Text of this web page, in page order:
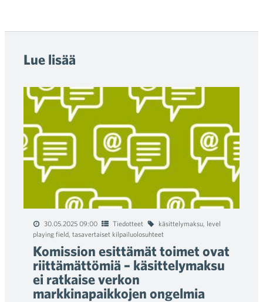
Lue lisää
30.05.2025 09:00 Tiedotteet käsittelymaksu, level
playing field, tasavertaiset kilpailuolosuhteet
Komission esittämät toimet ovat
riittämättömiä – käsittelymaksu
ei ratkaise verkon
markkinapaikkojen ongelmia